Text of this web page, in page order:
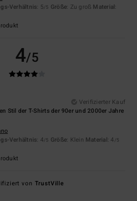
Verhältnis: 5/5 Größe: Zu groß Material:
4/5
Verifizierter Kauf
Stil der T-Shirts der 90er und 2000er Jahre
Verhältnis: 4/5 Größe: Klein Material: 4 /5
von TrustVille